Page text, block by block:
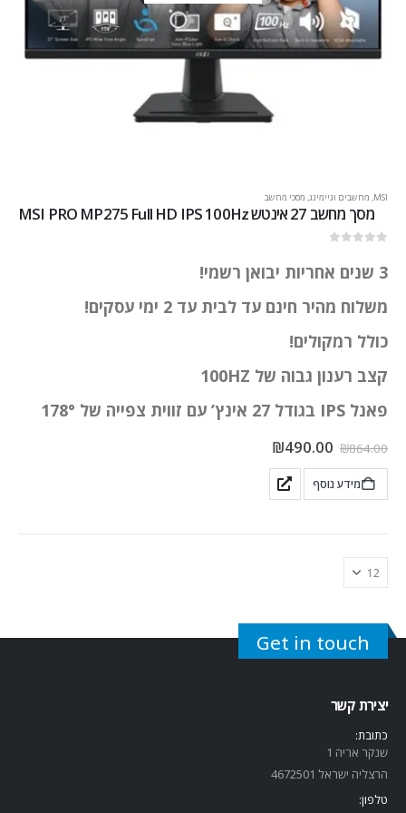
MSI
, מחשבים וגיימינג, מסכי מחשב
מסך מחשב ‏27 ‏אינטש MSI PRO MP275 Full HD IPS 100Hz
3 שנים אחריות יבואן רשמי!
משלוח מהיר חינם עד לבית עד 2 ימי עסקים!
כולל רמקולים!
קצב רענון גבוה של 100HZ
פאנל IPS בגודל 27 אינץ’ עם זווית צפייה של 178°
₪864.00
₪490.00
מידע נוסף
Get in touch
יצירת קשר
כתובת:
שנקר אריה 1
הרצליה ישראל 4672501
טלפון: